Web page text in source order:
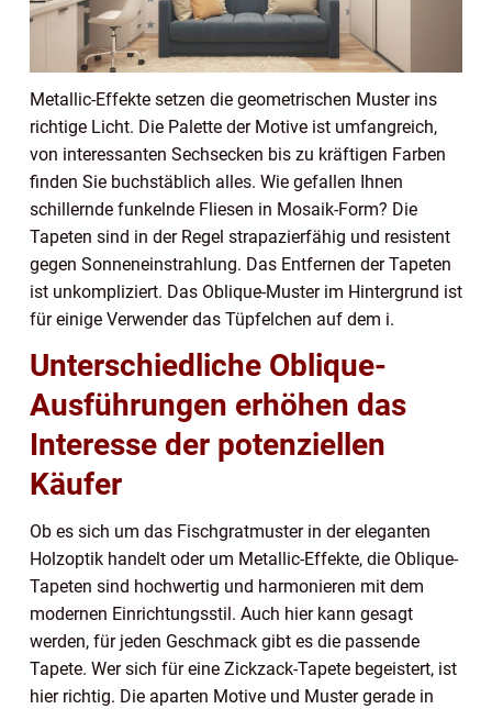
Metallic-Effekte setzen die geometrischen Muster ins
richtige Licht. Die Palette der Motive ist umfangreich,
von interessanten Sechsecken bis zu kräftigen Farben
finden Sie buchstäblich alles. Wie gefallen Ihnen
schillernde funkelnde Fliesen in Mosaik-Form? Die
Tapeten sind in der Regel strapazierfähig und resistent
gegen Sonneneinstrahlung. Das Entfernen der Tapeten
ist unkompliziert. Das Oblique-Muster im Hintergrund ist
für einige Verwender das Tüpfelchen auf dem i.
Unterschiedliche Oblique-
Ausführungen erhöhen das
Interesse der potenziellen
Käufer
Ob es sich um das Fischgratmuster in der eleganten
Holzoptik handelt oder um Metallic-Effekte, die Oblique-
Tapeten sind hochwertig und harmonieren mit dem
modernen Einrichtungsstil. Auch hier kann gesagt
werden, für jeden Geschmack gibt es die passende
Tapete. Wer sich für eine Zickzack-Tapete begeistert, ist
hier richtig. Die aparten Motive und Muster gerade in